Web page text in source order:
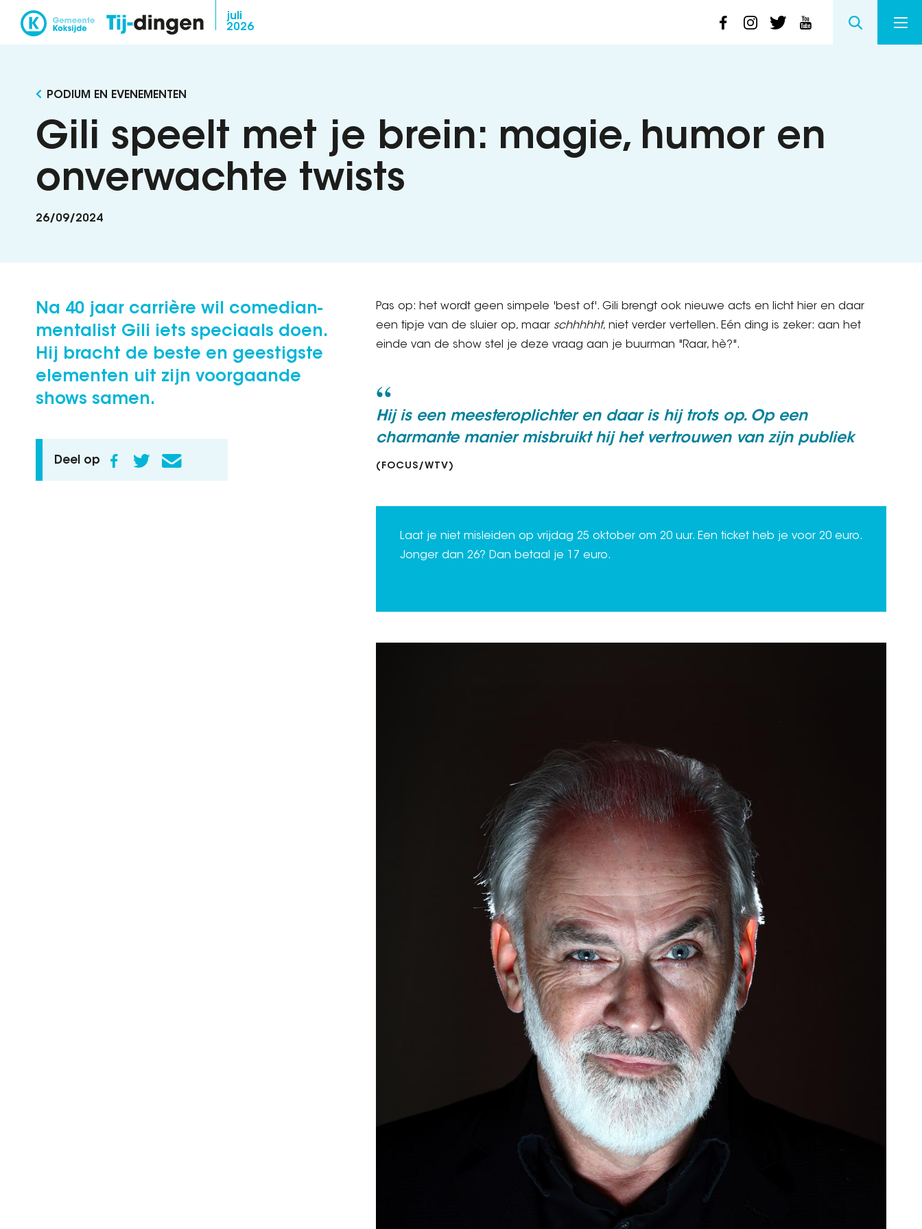
Overslaan
juli
2026
PODIUM EN EVENEMENTEN
Gili speelt met je brein: magie, humor en
onverwachte twists
26/09/2024
Na 40 jaar carrière wil comedian-
mentalist Gili iets speciaals doen.
Hij bracht de beste en geestigste
elementen uit zijn voorgaande
shows samen.
Deel op
Pas op: het wordt geen simpele 'best of'. Gili brengt ook nieuwe acts en licht hier en daar
een tipje van de sluier op, maar schhhhht, niet verder vertellen. Eén ding is zeker: aan het
einde van de show stel je deze vraag aan je buurman "Raar, hè?".
Hij is een meesteroplichter en daar is hij trots op. Op een
charmante manier misbruikt hij het vertrouwen van zijn publiek
(FOCUS/WTV)
Laat je niet misleiden op vrijdag 25 oktober om 20 uur. Een ticket heb je voor 20 euro.
Jonger dan 26? Dan betaal je 17 euro.